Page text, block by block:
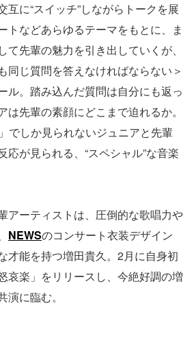
互に“スイッチ”しながらトークを展
トなどあらゆるテーマをもとに、ま
て先輩の魅⼒を引き出していくが、
同じ質問を答えなければならない＞
ル。踏み込んだ質問は⾃分にも返っ
は先輩の素顔にどこまで迫れるか。
でしか⾒られないジュニアと先輩
応が見られる、“スペシャル”な⾳楽
アーティストは、圧倒的な歌唱⼒や
NEWSのコンサート⾐装デザイン
才能を持つ増⽥貴久。2⽉に⾃⾝初
哀楽」をリリースし、今絶好調の増
に臨む。